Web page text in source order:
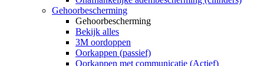
Gehoorbescherming
Gehoorbescherming
Bekijk alles
3M oordoppen
Oorkappen (passief)
Oorkappen met communicatie (Actief)